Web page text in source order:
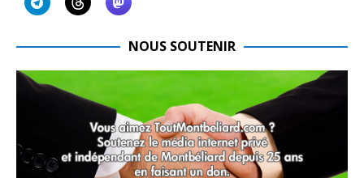
NOUS SOUTENIR